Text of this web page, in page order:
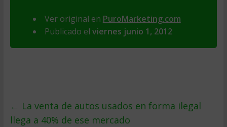
Ver original en PuroMarketing.com
Publicado el viernes junio 1, 2012
← La venta de autos usados en forma ilegal
llega a 40% de ese mercado